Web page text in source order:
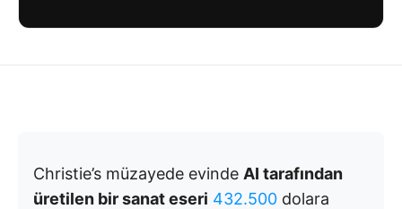
Christie’s müzayede evinde AI tarafından
üretilen bir sanat eseri 432.500 dolara